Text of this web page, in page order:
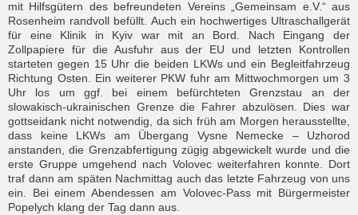
mit Hilfsgütern des befreundeten Vereins „Gemeinsam e.V.“ aus
Rosenheim randvoll befüllt. Auch ein hochwertiges Ultraschallgerät
für eine Klinik in Kyiv war mit an Bord. Nach Eingang der
Zollpapiere für die Ausfuhr aus der EU und letzten Kontrollen
starteten gegen 15 Uhr die beiden LKWs und ein Begleitfahrzeug
Richtung Osten. Ein weiterer PKW fuhr am Mittwochmorgen um 3
Uhr los um ggf. bei einem befürchteten Grenzstau an der
slowakisch-ukrainischen Grenze die Fahrer abzulösen. Dies war
gottseidank nicht notwendig, da sich früh am Morgen herausstellte,
dass keine LKWs am Übergang Vysne Nemecke – Uzhorod
anstanden, die Grenzabfertigung zügig abgewickelt wurde und die
erste Gruppe umgehend nach Volovec weiterfahren konnte. Dort
traf dann am späten Nachmittag auch das letzte Fahrzeug von uns
ein. Bei einem Abendessen am Volovec-Pass mit Bürgermeister
Popelych klang der Tag dann aus.